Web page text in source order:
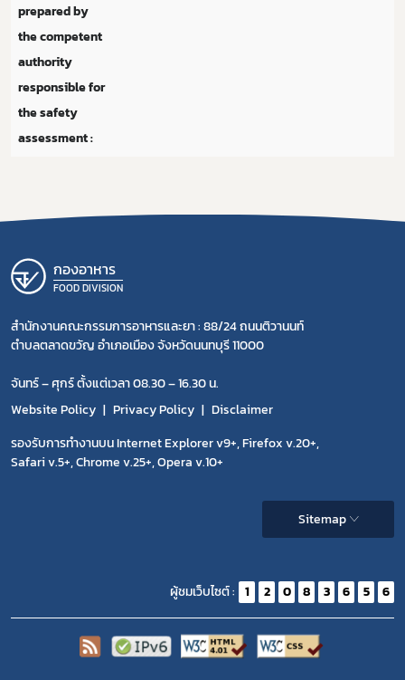
prepared by
the competent
authority
responsible for
the safety
assessment :
กองอาหาร
FOOD DIVISION
สำนักงานคณะกรรมการอาหารและยา : 88/24 ถนนติวานนท์
ตำบลตลาดขวัญ อำเภอเมือง จังหวัดนนทบุรี 11000
จันทร์ – ศุกร์ ตั้งแต่เวลา 08.30 – 16.30 น.
Website Policy
Privacy Policy
Disclaimer
รองรับการทำงานบน Internet Explorer v9+, Firefox v.20+,
Safari v.5+, Chrome v.25+, Opera v.10+
Sitemap
ผู้ชมเว็บไซต์ : 1 2 0 8 3 6 5 6